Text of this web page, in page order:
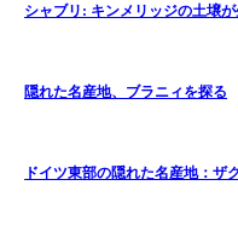
シャブリ: キンメリッジの土壌
隠れた名産地、ブラニィを探る
ドイツ東部の隠れた名産地：ザ